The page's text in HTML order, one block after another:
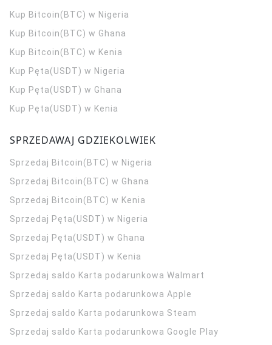
Kup Bitcoin(BTC) w Nigeria
Kup Bitcoin(BTC) w Ghana
Kup Bitcoin(BTC) w Kenia
Kup Pęta(USDT) w Nigeria
Kup Pęta(USDT) w Ghana
Kup Pęta(USDT) w Kenia
SPRZEDAWAJ GDZIEKOLWIEK
Sprzedaj Bitcoin(BTC) w Nigeria
Sprzedaj Bitcoin(BTC) w Ghana
Sprzedaj Bitcoin(BTC) w Kenia
Sprzedaj Pęta(USDT) w Nigeria
Sprzedaj Pęta(USDT) w Ghana
Sprzedaj Pęta(USDT) w Kenia
Sprzedaj saldo Karta podarunkowa Walmart
Sprzedaj saldo Karta podarunkowa Apple
Sprzedaj saldo Karta podarunkowa Steam
Sprzedaj saldo Karta podarunkowa Google Play